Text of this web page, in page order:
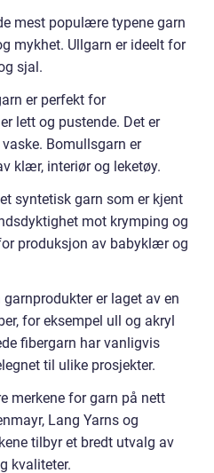
mest populære typene garn
mykhet. Ullgarn er ideelt for
sjal.
er perfekt for
lett og pustende. Det er
Bomullsgarn er
klær, interiør og leketøy.
syntetisk garn som er kjent
mot krymping og
produksjon av babyklær og
er laget av en
for eksempel ull og akryl
fibergarn har vanligvis
til ulike prosjekter.
merkene for garn på nett
Lang Yarns og
tilbyr et bredt utvalg av
kvaliteter.